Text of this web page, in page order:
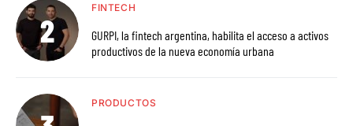
FINTECH
GURPI, la fintech argentina, habilita el acceso a activos
productivos de la nueva economía urbana
PRODUCTOS